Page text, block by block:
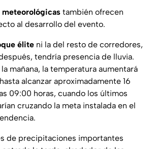
también ofrecen
al desarrollo del evento.
élite ni la del resto de corredores,
tendría presencia de lluvia.
mañana, la temperatura aumentará
alcanzar aproximadamente 16
09:00 horas, cuando los últimos
cruzando la meta instalada en el
de precipitaciones importantes